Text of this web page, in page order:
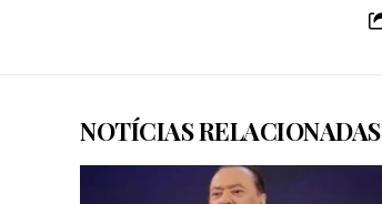
NOTÍCIAS RELACIONADAS